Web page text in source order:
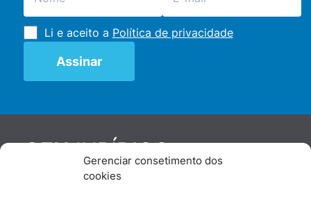
Gerenciar consetimento dos
cookies
Li e aceito a Política de privacidade
GENJURÍDICO
De maneira independente, os autores e